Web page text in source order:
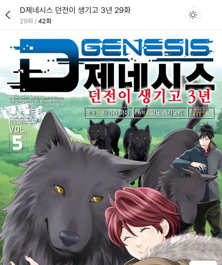
D제네시스 던전이 생기고 3년 29화
29화 / 42화